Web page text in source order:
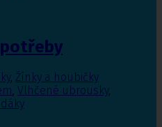
, Žínky a houbičky
, Vlhčené ubrousky,